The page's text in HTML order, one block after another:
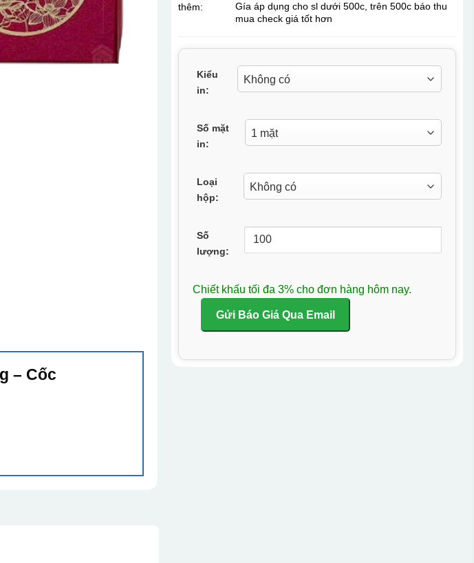
– Cốc
thêm:
Gía áp dụng cho sl dưới 500c, trên 500c báo thu
mua check giá tốt hơn
Kiểu
in:
Số mặt
in:
Loại
hộp:
Số
lượng:
Chiết khấu tối đa 3% cho đơn hàng hôm nay.
Gửi Báo Giá Qua Email